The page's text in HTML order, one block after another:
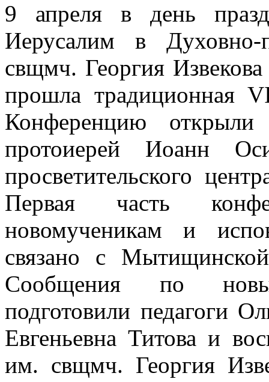
9 апреля в день
Иерусалим в Духовно-
свщмч. Георгия
прошла традиционная
Конференцию открыли
протоиерей Иоанн
просветительского
Первая часть
новомученикам и
связано с
Сообщения по
подготовили педагоги
Евгеньевна Титова и
им. свщмч. Георгия